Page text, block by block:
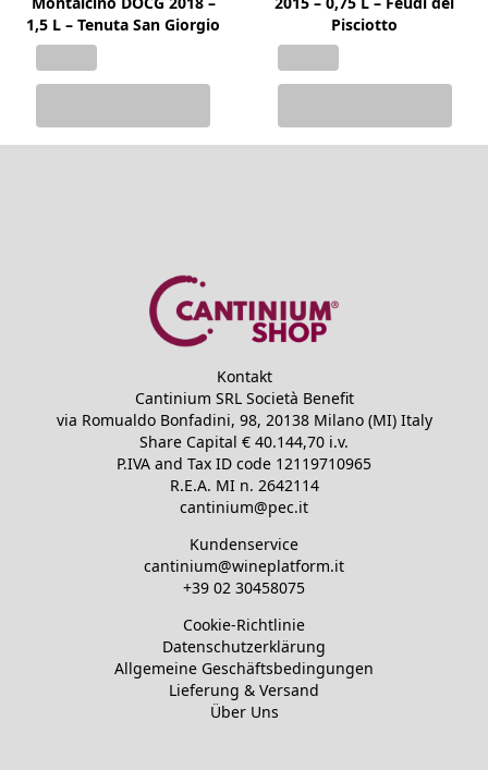
1,5 L – Tenuta San Giorgio
Pisciotto
Kontakt
Cantinium SRL Società Benefit
via Romualdo Bonfadini, 98, 20138 Milano (MI) Italy
Share Capital € 40.144,70 i.v.
P.IVA and Tax ID code 12119710965
R.E.A. MI n. 2642114
cantinium@pec.it
Kundenservice
cantinium@wineplatform.it
+39 02 30458075
Cookie-Richtlinie
Datenschutzerklärung
Allgemeine Geschäftsbedingungen
Lieferung & Versand
Über Uns